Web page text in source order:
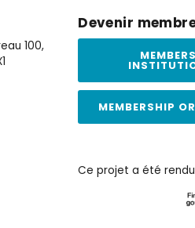
100,
Devenir
MEMBERSHIP
Ce projet a été